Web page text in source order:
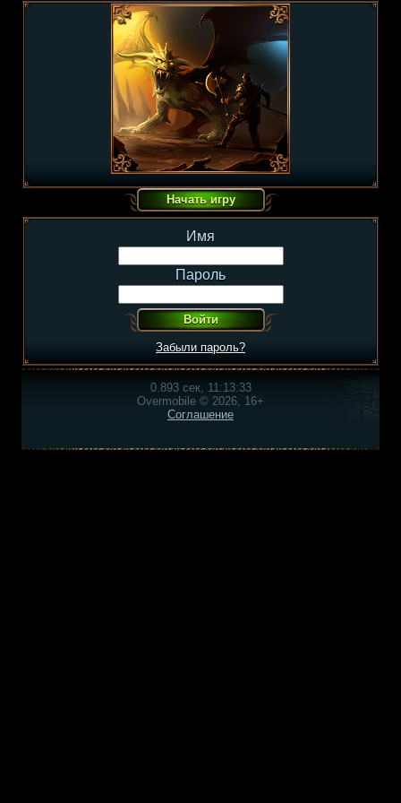
Имя
Пароль
Забыли пароль?
0.893 сек, 11:13:33
Overmobile © 2026, 16+
Соглашение